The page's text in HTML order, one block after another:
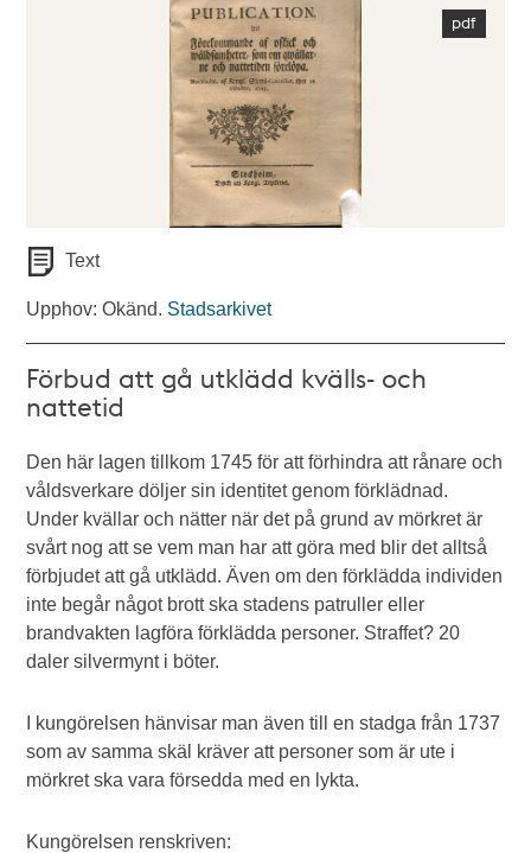
Text
Upphov: Okänd. Stadsarkivet
Förbud att gå utklädd kvälls- och
nattetid
Den här lagen tillkom 1745 för att förhindra att rånare och
våldsverkare döljer sin identitet genom förklädnad.
Under kvällar och nätter när det på grund av mörkret är
svårt nog att se vem man har att göra med blir det alltså
förbjudet att gå utklädd. Även om den förklädda individen
inte begår något brott ska stadens patruller eller
brandvakten lagföra förklädda personer. Straffet? 20
daler silvermynt i böter.
I kungörelsen hänvisar man även till en stadga från 1737
som av samma skäl kräver att personer som är ute i
mörkret ska vara försedda med en lykta.
Kungörelsen renskriven: